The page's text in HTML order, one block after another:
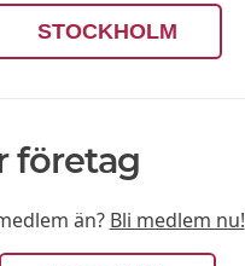
STOCKHOLM
företag
än? Bli medlem nu!